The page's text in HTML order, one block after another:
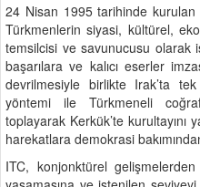
24 Nisan 1995 tarihinde
Türkmenlerin siyasi, kültürel,
temsilcisi ve savunucusu olarak
başarılara ve kalıcı eserler
devrilmesiyle birlikte Irak’ta
yöntemi ile Türkmeneli
toplayarak Kerkük’te
harekatlara demokrasi
ITC, konjonktürel gelişmelerden